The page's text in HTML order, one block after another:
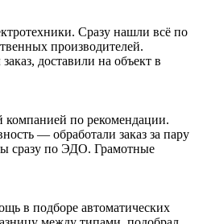
Сразу нашли всё по
производителей.
доставили на объект в
компанией по рекомендации.
— обработали заказ за пару
сразу по ЭДО. Грамотные
в подборе автоматических